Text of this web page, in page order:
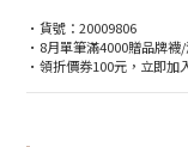
•貨號：20009806
•8月單筆滿4000贈品牌襪
•領折價券100元，立即加